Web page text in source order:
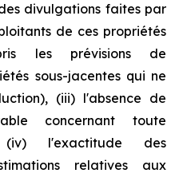
divulgations faites par
de ces propriétés
les prévisions de
sous-jacentes qui ne
(iii) l'absence de
concernant toute
(iv) l'exactitude des
relatives aux